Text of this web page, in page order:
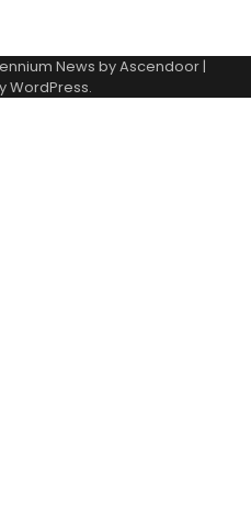
News byAscendoor|
WordPress.